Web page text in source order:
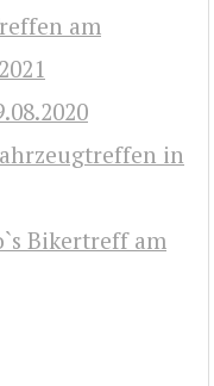
am
in
Bikertreff am